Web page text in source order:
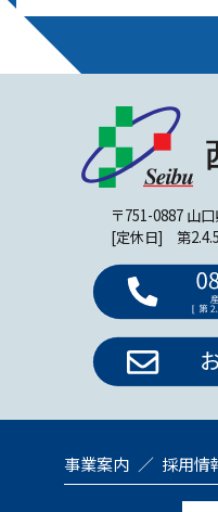
〒751-0887 山
[定休日] 第
事業案内 採用情